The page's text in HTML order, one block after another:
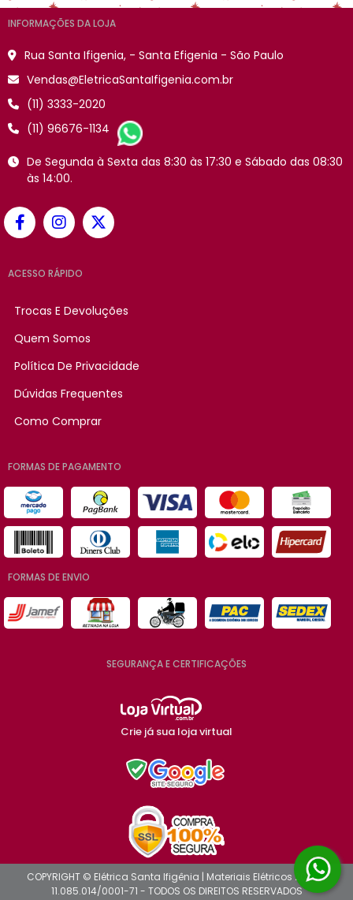
INFORMAÇÕES DA LOJA
Rua Santa Ifigenia, - Santa Efigenia - São Paulo
Vendas@EletricaSantaIfigenia.com.br
(11) 3333-2020
(11) 96676-1134
De Segunda à Sexta das 8:30 às 17:30 e Sábado das 08:30
às 14:00.
ACESSO RÁPIDO
Trocas E Devoluções
Quem Somos
Política De Privacidade
Dúvidas Frequentes
Como Comprar
FORMAS DE PAGAMENTO
FORMAS DE ENVIO
SEGURANÇA E CERTIFICAÇÕES
Crie já sua loja virtual
COPYRIGHT © Elétrica Santa Ifigênia | Materiais Elétricos 2026 -
11.085.014/0001-71 - TODOS OS DIREITOS RESERVADOS